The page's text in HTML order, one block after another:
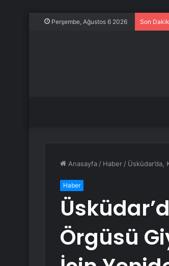
Perşembe, Ağustos 6 2026 Son
Anasayfa / Haber /
Haber
Örgüsü